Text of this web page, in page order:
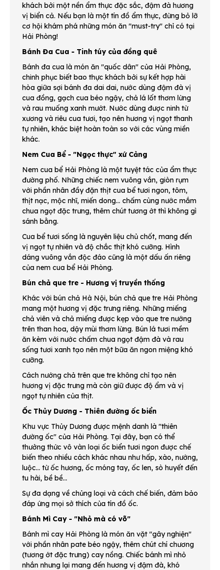
khách bởi một nền ẩm thực đặc sắc, đậm đà hương
vị biển cả. Nếu bạn là một tín đồ ẩm thực, đừng bỏ lỡ
cơ hội khám phá những món ăn "must-try" chỉ có tại
Hải Phòng!
Bánh Đa Cua - Tinh túy của đồng quê
Bánh đa cua là món ăn "quốc dân" của Hải Phòng,
chinh phục biết bao thực khách bởi sự kết hợp hài
hòa giữa sợi bánh đa dai dai, nước dùng đậm đà vị
cua đồng, gạch cua béo ngậy, chả lá lốt thơm lừng
và rau muống xanh mướt. Nước dùng được ninh từ
xương và riêu cua tươi, tạo nên hương vị ngọt thanh
tự nhiên, khác biệt hoàn toàn so với các vùng miền
khác.
Nem Cua Bể - "Ngọc thực" xứ Cảng
Nem cua bể Hải Phòng là một tuyệt tác của ẩm thực
đường phố. Những chiếc nem vuông vắn, giòn rụm
với phần nhân đầy đặn thịt cua bể tươi ngon, tôm,
thịt nạc, mộc nhĩ, miến dong... chấm cùng nước mắm
chua ngọt đặc trưng, thêm chút tương ớt thì không gì
sánh bằng.
Cua bể tươi sống là nguyên liệu chủ chốt, mang đến
vị ngọt tự nhiên và độ chắc thịt khó cưỡng. Hình
dáng vuông vắn độc đáo cũng là một dấu ấn riêng
của nem cua bể Hải Phòng.
Bún chả que tre - Hương vị truyền thống
Khác với bún chả Hà Nội, bún chả que tre Hải Phòng
mang một hương vị đặc trưng riêng. Những miếng
chả viên và chả miếng được kẹp vào que tre nướng
trên than hoa, dậy mùi thơm lừng. Bún lá tươi mềm
ăn kèm với nước chấm chua ngọt đậm đà và rau
sống tươi xanh tạo nên một bữa ăn ngon miệng khó
cưỡng.
Cách nướng chả trên que tre không chỉ tạo nên
hương vị đặc trưng mà còn giữ được độ ẩm và vị
ngọt tự nhiên của thịt.
Ốc Thủy Dương - Thiên đường ốc biển
Khu vực Thủy Dương được mệnh danh là "thiên
đường ốc" của Hải Phòng. Tại đây, bạn có thể
thưởng thức vô vàn loại ốc biển tươi ngon được chế
biến theo nhiều cách khác nhau như hấp, xào, nướng,
luộc... từ ốc hương, ốc móng tay, ốc len, sò huyết đến
tu hài, bề bề...
Sự đa dạng về chủng loại và cách chế biến, đảm bảo
đáp ứng mọi sở thích của tín đồ ốc.
Bánh Mì Cay - "Nhỏ mà có võ"
Bánh mì cay Hải Phòng là món ăn vặt "gây nghiện"
với phần nhân pate béo ngậy, thêm chút chí chương
(tương ớt đặc trưng) cay nồng. Chiếc bánh mì nhỏ
nhắn nhưng lại mang đến hương vị đậm đà, khó